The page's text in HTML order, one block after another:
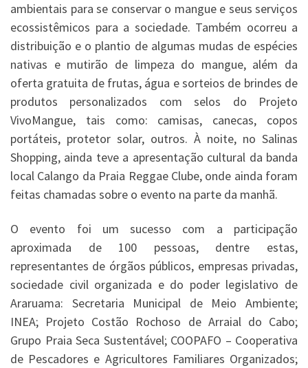
ambientais para se conservar o mangue e seus serviços
ecossistêmicos para a sociedade. Também ocorreu a
distribuição e o plantio de algumas mudas de espécies
nativas e mutirão de limpeza do mangue, além da
oferta gratuita de frutas, água e sorteios de brindes de
produtos personalizados com selos do Projeto
VivoMangue, tais como: camisas, canecas, copos
portáteis, protetor solar, outros. À noite, no Salinas
Shopping, ainda teve a apresentação cultural da banda
local Calango da Praia Reggae Clube, onde ainda foram
feitas chamadas sobre o evento na parte da manhã.
O evento foi um sucesso com a participação
aproximada de 100 pessoas, dentre estas,
representantes de órgãos públicos, empresas privadas,
sociedade civil organizada e do poder legislativo de
Araruama: Secretaria Municipal de Meio Ambiente;
INEA; Projeto Costão Rochoso de Arraial do Cabo;
Grupo Praia Seca Sustentável; COOPAFO – Cooperativa
de Pescadores e Agricultores Familiares Organizados;